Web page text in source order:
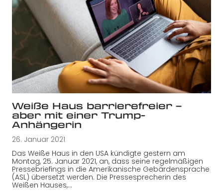
Weiße Haus barrierefreier –
aber mit einer Trump-
Anhängerin
26. Januar 2021
Das Weiße Haus in den USA kündigte gestern am
Montag, 25. Januar 2021, an, dass seine regelmäßigen
Pressebriefings in die Amerikanische Gebärdensprache
(ASL) übersetzt werden. Die Pressesprecherin des
Weißen Hauses,…